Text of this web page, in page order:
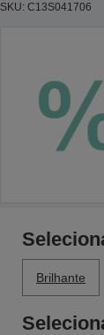
SKU: C13S041706
Brilhante